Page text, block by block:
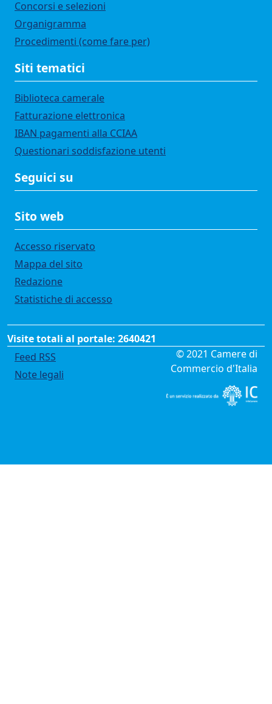
Concorsi e selezioni
Organigramma
Procedimenti (come fare per)
Siti tematici
Biblioteca camerale
Fatturazione elettronica
IBAN pagamenti alla CCIAA
Questionari soddisfazione utenti
Seguici su
Sito web
Accesso riservato
Mappa del sito
Redazione
Statistiche di accesso
Visite totali al portale: 2640421
Menù privacy
Feed RSS
Note legali
© 2021 Camere di
Commercio d'Italia